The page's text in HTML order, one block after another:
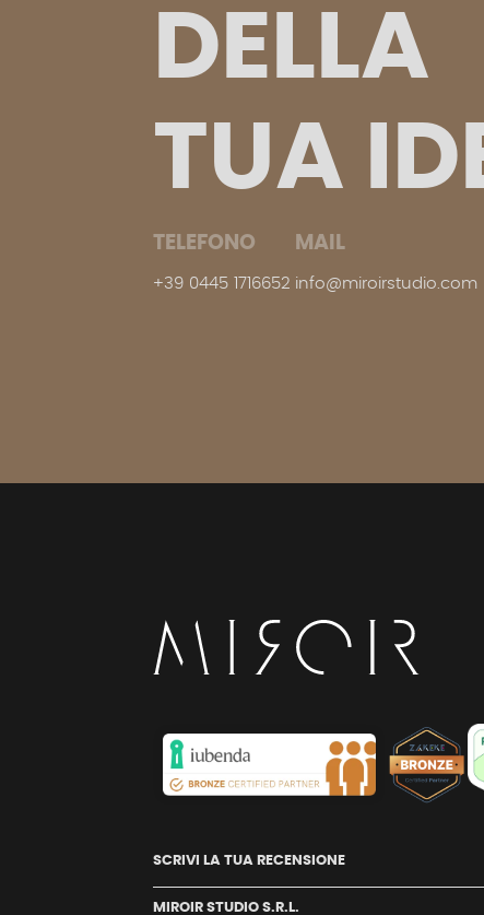
DELLA
TUA
TELEFONO
+39 0445 1716652
MAIL
info@miroirstudio.com
SCRIVI LA TUA RECENSIONE
MIROIR STUDIO S.R.L.